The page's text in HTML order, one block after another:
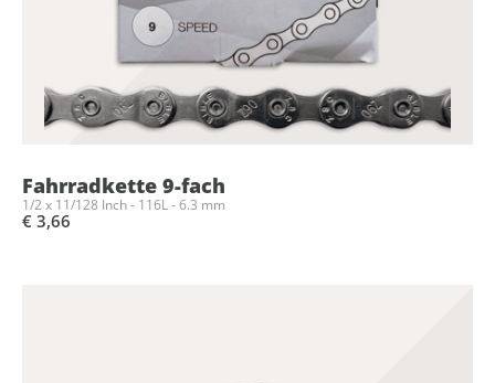
Fahrradkette 9-fach
1/2 x 11/128 Inch - 116L - 6.3 mm
€ 3,66